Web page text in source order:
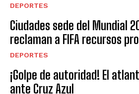
DEPORTES
Ciudades sede del Mundial
reclaman a FIFA recursos
DEPORTES
¡Golpe de autoridad! El
ante Cruz Azul